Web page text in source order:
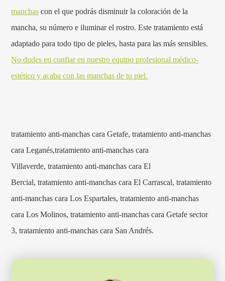
manchas con el que podrás disminuir la coloración de la
mancha, su número e iluminar el rostro. Este tratamiento está
adaptado para todo tipo de pieles, hasta para las más sensibles.
No dudes en confiar en nuestro equipo profesional médico-
estético y acaba con las manchas de tu piel.
tratamiento anti-manchas cara Getafe, tratamiento anti-manchas
cara Leganés,tratamiento anti-manchas cara
Villaverde, tratamiento anti-manchas cara El
Bercial, tratamiento anti-manchas cara El Carrascal, tratamiento
anti-manchas cara Los Espartales, tratamiento anti-manchas
cara Los Molinos, tratamiento anti-manchas cara Getafe sector
3, tratamiento anti-manchas cara San Andrés.